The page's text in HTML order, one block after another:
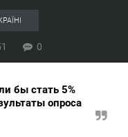
0
бы стать 5%
опроса